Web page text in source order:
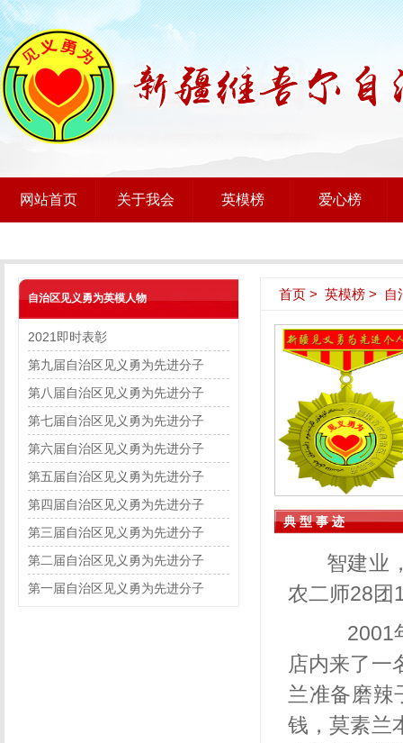
网站首页 关于我会 英模榜 爱心榜
自治区见义勇为英模人物
2021即时表彰
第九届自治区见义勇为先进分子
第八届自治区见义勇为先进分子
第七届自治区见义勇为先进分子
第六届自治区见义勇为先进分子
第五届自治区见义勇为先进分子
第四届自治区见义勇为先进分子
第三届自治区见义勇为先进分子
第二届自治区见义勇为先进分子
第一届自治区见义勇为先进分子
首页 > 英模榜 > 自
典 型 事 迹
智建业
农二师28团
2001
店内来了一
兰准备磨辣
钱，莫素兰